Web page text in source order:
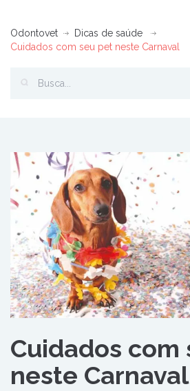
Odontovet
Dicas de saúde
Cuidados com seu pet neste Carnaval
Cuidados com
neste Carnaval